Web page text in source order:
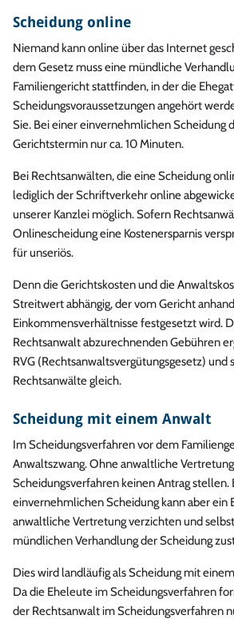
Scheidung online
Niemand kann online über das Internet
dem Gesetz muss eine mündliche
Familiengericht stattfinden, in der die
Scheidungsvoraussetzungen angehört
Sie. Bei einer einvernehmlichen Scheidung
Gerichtstermin nur ca. 10 Minuten.
Bei Rechtsanwälten, die eine Scheidung
lediglich der Schriftverkehr online
unserer Kanzlei möglich. Sofern
Onlinescheidung eine Kostenersparnis
für unseriös.
Denn die Gerichtskosten und die
Streitwert abhängig, der vom Gericht
Einkommensverhältnisse festgesetzt wird.
Rechtsanwalt abzurechnenden Gebühren
RVG (Rechtsanwaltsvergütungsgesetz) und
Rechtsanwälte gleich.
Scheidung mit einem Anwalt
Im Scheidungsverfahren vor dem
Anwaltszwang. Ohne anwaltliche
Scheidungsverfahren keinen Antrag stellen.
einvernehmlichen Scheidung kann aber ein
anwaltliche Vertretung verzichten und
mündlichen Verhandlung der Scheidung
Dies wird landläufig als Scheidung mit
Da die Eheleute im Scheidungsverfahren
der Rechtsanwalt im Scheidungsverfahren